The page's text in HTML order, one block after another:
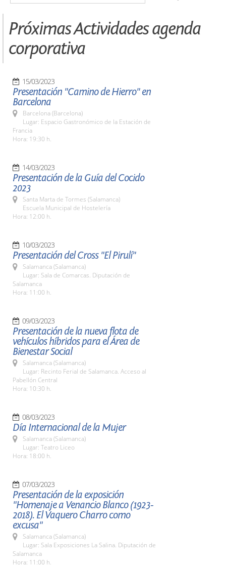
Próximas Actividades agenda
corporativa
15/03/2023
Presentación "Camino de Hierro" en
Barcelona
Barcelona (Barcelona)
Lugar: Espacio Gastronómico de la Estación de
Francia
Hora: 19:30 h.
14/03/2023
Presentación de la Guía del Cocido
2023
Santa Marta de Tormes (Salamanca)
Escuela Municipal de Hostelería
Hora: 12:00 h.
10/03/2023
Presentación del Cross "El Pirulí"
Salamanca (Salamanca)
Lugar: Sala de Comarcas. Diputación de
Salamanca
Hora: 11:00 h.
09/03/2023
Presentación de la nueva flota de
vehículos híbridos para el Área de
Bienestar Social
Salamanca (Salamanca)
Lugar: Recinto Ferial de Salamanca. Acceso al
Pabellón Central
Hora: 10:30 h.
08/03/2023
Día Internacional de la Mujer
Salamanca (Salamanca)
Lugar: Teatro Liceo
Hora: 18:00 h.
07/03/2023
Presentación de la exposición
"Homenaje a Venancio Blanco (1923-
2018). El Vaquero Charro como
excusa"
Salamanca (Salamanca)
Lugar: Sala Exposiciones La Salina. Diputación de
Salamanca
Hora: 11:00 h.